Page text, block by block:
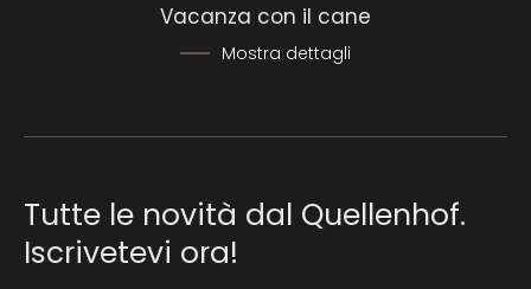
Vacanza con il cane
Mostra dettagli
Tutte le novità dal Quellenhof.
Iscrivetevi ora!